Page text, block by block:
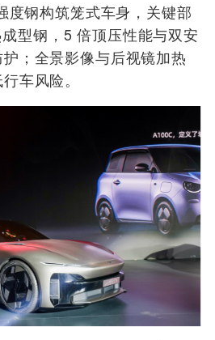
度钢构筑笼式车身，关键部
型钢，5 倍顶压性能与双安
；全景影像与后视镜加热
车风险。